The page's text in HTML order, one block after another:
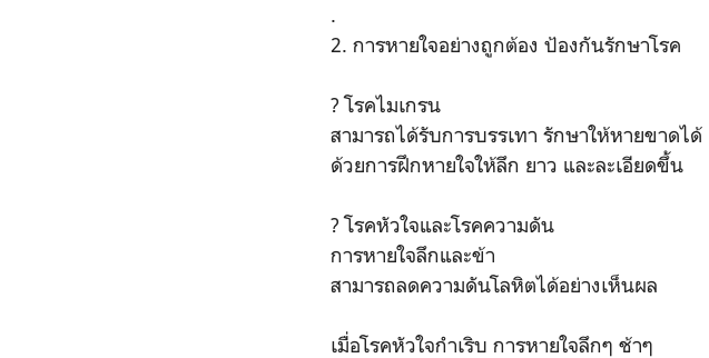
.
2. การหายใจอย่างถูกต้อง ป้องกันรักษาโรค
? โรคไมเกรน
สามารถได้รับการบรรเทา รักษาให้หายขาดได้
ด้วยการฝึกหายใจให้ลึก ยาว และละเอียดขึ้น
? โรคหัวใจและโรคความดัน
การหายใจลึกและข้า
สามารถลดความดันโลหิตได้อย่างเห็นผล
เมื่อโรคหัวใจกำเริบ การหายใจลึกๆ ช้าๆ